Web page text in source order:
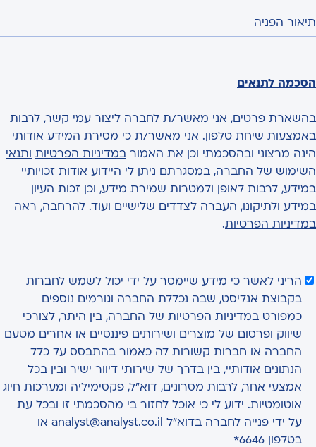
תיאור הפניה
הסכמה לתנאים
בהשארת פרטים, אני מאשר/ת לחברה ליצור עמי קשר, לרבות
באמצעות שיחת טלפון. אני מאשר/ת כי מסירת המידע אודותי
הינה מרצוני ובהסכמתי וכן את האמור במדיניות הפרטיות ותנאי
השימוש של החברה, במסגרתם ניתן לי היידוע אודות זכויותיי
במידע, לרבות לאופן ולמטרות שמירת מידע, וכן זכות העיון
במידע ולתיקונו, העברה לצדדים שלישיים ועוד. להרחבה, ראה
במדיניות הפרטיות.
הריני לאשר כי מידע שיימסר על ידי יכול לשמש לחברות
בקבוצת אנליסט, שבה נכללת החברה וגורמים נוספים
כמפורט במדיניות הפרטיות של החברה, בין היתר, לצורכי
שיווק ופרסום של מוצרים ושירותים פיננסיים או אחרים מטעם
החברה או חברות קשורות לה כאמור בהתבסס על כלל
הנתונים אודותיי, בין בדרך של שירותי דיוור ישיר ובין בכל
אמצעי אחר, לרבות מסרונים, דוא"ל, פקסימיליה ומערכות חיוג
אוטומטיות. ידוע לי כי אוכל לחזור בי מהסכמתי זו ובכל עת
על ידי פנייה לחברה בדוא"ל analyst@analyst.co.il או
בטלפון 6646*